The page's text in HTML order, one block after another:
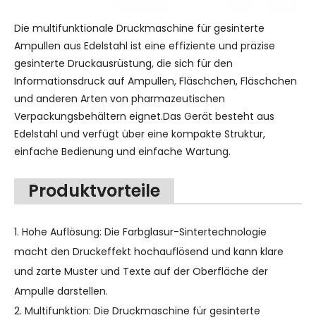
Die multifunktionale Druckmaschine für gesinterte
Ampullen aus Edelstahl ist eine effiziente und präzise
gesinterte Druckausrüstung, die sich für den
Informationsdruck auf Ampullen, Fläschchen, Fläschchen
und anderen Arten von pharmazeutischen
Verpackungsbehältern eignet.Das Gerät besteht aus
Edelstahl und verfügt über eine kompakte Struktur,
einfache Bedienung und einfache Wartung.
Produktvorteile
1. Hohe Auflösung: Die Farbglasur-Sintertechnologie
macht den Druckeffekt hochauflösend und kann klare
und zarte Muster und Texte auf der Oberfläche der
Ampulle darstellen.
2. Multifunktion: Die Druckmaschine für gesinterte